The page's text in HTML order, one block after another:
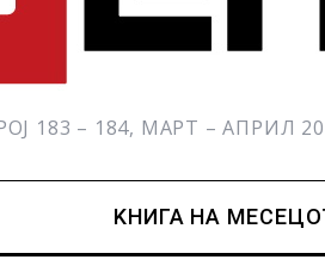
183 – 184, МАРТ – АПРИЛ
KНИГА НА